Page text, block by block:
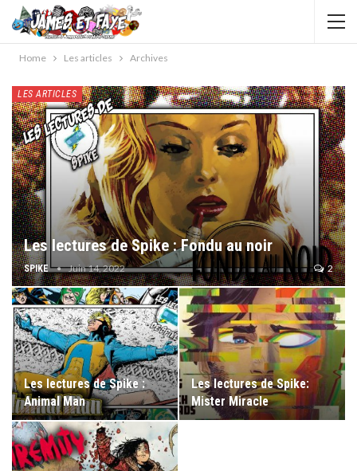
Home Les articles Archives
LES ARTICLES
Les lectures de Spike : Fondu au noir
SPIKE Juin 14, 2022 2
Les lectures de Spike :
Animal Man
Les lectures de Spike:
Mister Miracle